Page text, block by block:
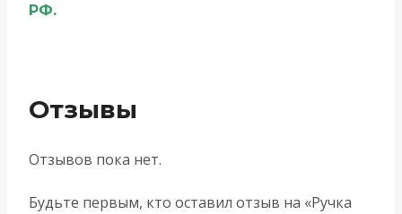
РФ.
Отзывы
Отзывов пока нет.
Будьте первым, кто оставил отзыв на «Ручка